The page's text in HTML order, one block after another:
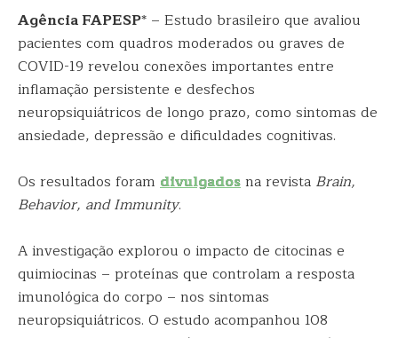
Agência FAPESP* – Estudo brasileiro que avaliou
pacientes com quadros moderados ou graves de
COVID-19 revelou conexões importantes entre
inflamação persistente e desfechos
neuropsiquiátricos de longo prazo, como sintomas de
ansiedade, depressão e dificuldades cognitivas.
Os resultados foram divulgadosna revista Brain,
Behavior, and Immunity.
A investigação explorou o impacto de citocinas e
quimiocinas – proteínas que controlam a resposta
imunológica do corpo – nos sintomas
neuropsiquiátricos. O estudo acompanhou 108